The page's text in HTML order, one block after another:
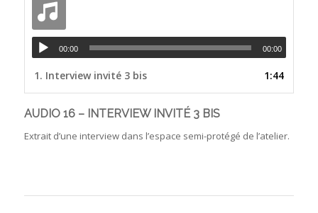
00:00 00:00
1. Interview invité 3 bis 1:44
AUDIO 16 – INTERVIEW INVITÉ 3 BIS
Extrait d’une interview dans l’espace semi-protégé de l’atelier.